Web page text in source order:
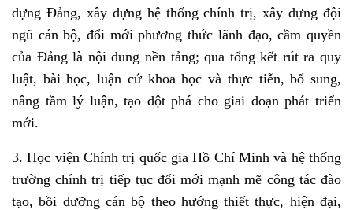
dựng Đảng, xây dựng hệ thống chính trị, xây dựng đội
ngũ cán bộ, đổi mới phương thức lãnh đạo, cầm quyền
của Đảng là nội dung nền tảng; qua tổng kết rút ra quy
luật, bài học, luận cứ khoa học và thực tiễn, bổ sung,
nâng tầm lý luận, tạo đột phá cho giai đoạn phát triển
mới.
3. Học viện Chính trị quốc gia Hồ Chí Minh và hệ thống
trường chính trị tiếp tục đổi mới mạnh mẽ công tác đào
tạo, bồi dưỡng cán bộ theo hướng thiết thực, hiện đại,